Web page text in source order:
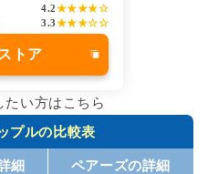
4.2★★★★☆
3.3★★★☆☆
トア
たい方はこちら
プルの比較表
細 ペアーズの詳細